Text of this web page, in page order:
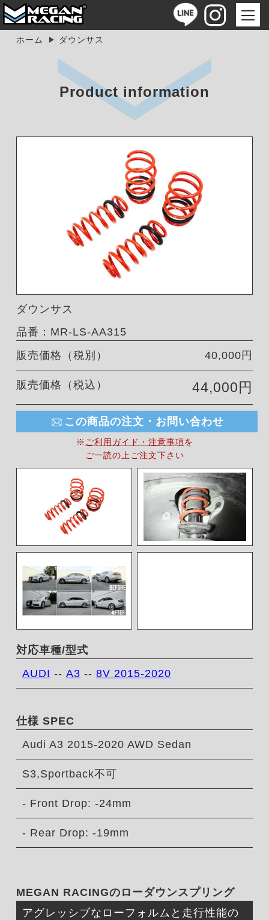
ホーム ダウンサス
Product information
ダウンサス
品番：MR-LS-AA315
販売価格（税別）
40,000円
販売価格（税込） 44,000円
この商品の注文・お問い合わせ
※ ご利用ガイド・注意事項を
ご一読の上ご注文下さい
対応車種/型式
AUDI -- A3 -- 8V 2015-2020
仕様 SPEC
Audi A3 2015-2020 AWD Sedan
S3,Sportback不可
- Front Drop: -24mm
- Rear Drop: -19mm
MEGAN RACINGのローダウンスプリング
アグレッシブなローフォルムと走行性能の